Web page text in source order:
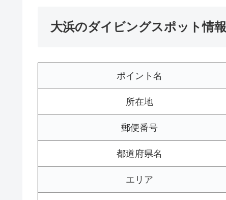
大浜のダイビングスポット情報
ポイント名
所在地
郵便番号
都道府県名
エリア